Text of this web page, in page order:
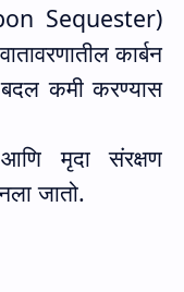
Sequester)
कार्बन
कमी करण्यास
मृदा संरक्षण
जातो.